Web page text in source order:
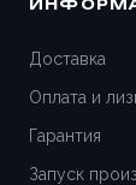
Доставка
Оплата и
Гарантия
Запуск